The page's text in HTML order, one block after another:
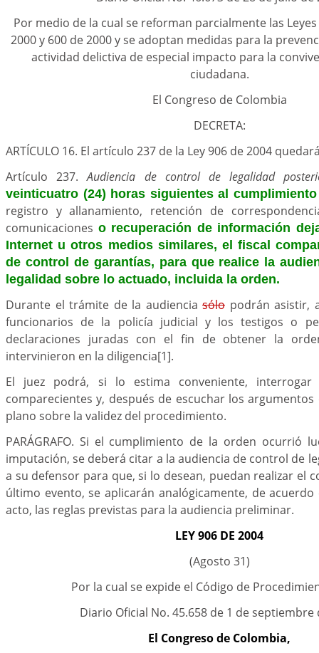
Por medio de la cual se reforman parcialmente las Leyes
2000 y 600 de 2000 y se adoptan medidas para la
actividad delictiva de especial impacto para la
ciudadana.
El Congreso de Colombia
DECRETA:
ARTÍCULO 16. El artículo 237 de la Ley 906 de 2004
Artículo 237.Audiencia de control de legalidad
veinticuatro (24) horas siguientes al
registro y allanamiento, retención de
comunicaciones o recuperación de información
Internet u otros medios similares, el fiscal
de control de garantías, para que realice la
legalidad sobre lo actuado, incluida la orden.
Durante el trámite de la audiencia sólo podrán asistir,
funcionarios de la policía judicial y los testigos o
declaraciones juradas con el fin de obtener la
intervinieron en la diligencia[1].
El juez podrá, si lo estima conveniente,
comparecientes y, después de escuchar los
plano sobre la validez del procedimiento.
PARÁGRAFO. Si el cumplimiento de la orden ocurrió
imputación, se deberá citar a la audiencia de control de
a su defensor para que, si lo desean, puedan realizar el
último evento, se aplicarán analógicamente, de
acto, las reglas previstas para la audiencia preliminar.
LEY 906 DE 2004
(Agosto 31)
Por la cual se expide el Código de
Diario Oficial No. 45.658 de 1 de septiembre
El Congreso de Colombia,